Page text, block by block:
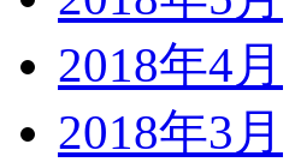
2018年4月
2018年3月